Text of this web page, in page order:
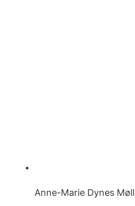
Anne-Marie Dynes